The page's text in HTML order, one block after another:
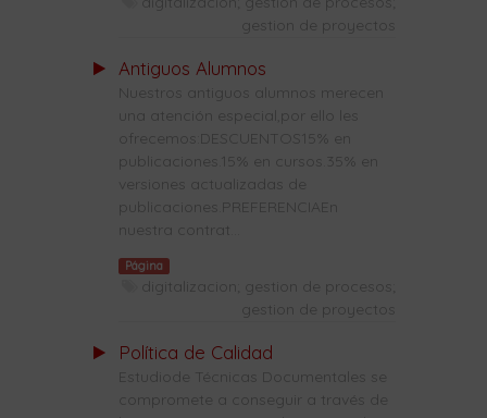
gestion de proyectos
Antiguos Alumnos
Nuestros antiguos alumnos merecen
una atención especial,por ello les
ofrecemos:DESCUENTOS15% en
publicaciones.15% en cursos.35% en
versiones actualizadas de
publicaciones.PREFERENCIAEn
nuestra contrat...
Página
digitalizacion; gestion de procesos;
gestion de proyectos
Política de Calidad
Estudiode Técnicas Documentales se
compromete a conseguir a través de